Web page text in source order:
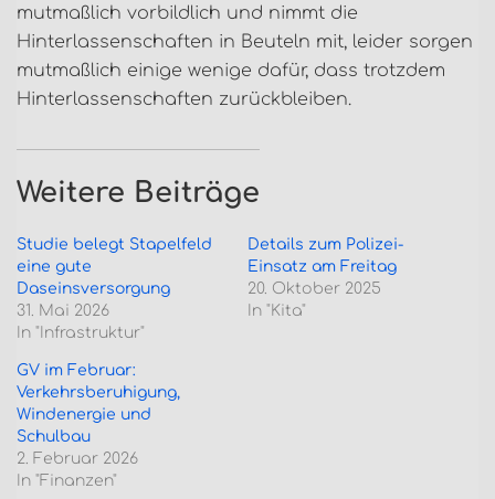
mutmaßlich vorbildlich und nimmt die
Hinterlassenschaften in Beuteln mit, leider sorgen
mutmaßlich einige wenige dafür, dass trotzdem
Hinterlassenschaften zurückbleiben.
Weitere Beiträge
Studie belegt Stapelfeld
eine gute
Daseinsversorgung
31. Mai 2026
In "Infrastruktur"
Details zum Polizei-
Einsatz am Freitag
20. Oktober 2025
In "Kita"
GV im Februar:
Verkehrsberuhigung,
Windenergie und
Schulbau
2. Februar 2026
In "Finanzen"